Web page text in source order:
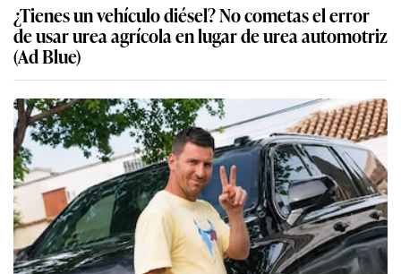
¿Tienes un vehículo diésel? No cometas el error
de usar urea agrícola en lugar de urea automotriz
(Ad Blue)